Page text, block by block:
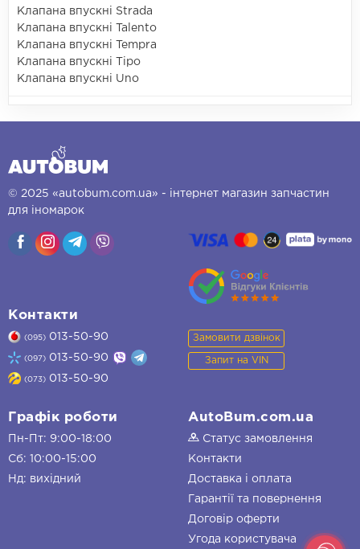
Клапана впускні Strada
Клапана впускні Talento
Клапана впускні Tempra
Клапана впускні Tipo
Клапана впускні Uno
© 2025 «autobum.com.ua» - інтернет магазин запчастин
для іномарок
Контакти
(095) 013-50-90
(097) 013-50-90
(073) 013-50-90
Замовити дзвінок
Запит на VIN
Графік роботи
Пн-Пт: 9:00-18:00
Сб: 10:00-15:00
Нд: вихідний
AutoBum.com.ua
Статус замовлення
Контакти
Доставка і оплата
Гарантії та повернення
Договір оферти
Угода користувача